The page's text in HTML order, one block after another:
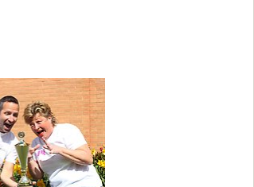
Förstora bilden